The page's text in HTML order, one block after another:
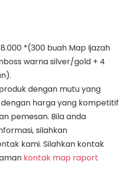
*(300 buah Map Ijazah
warna silver/gold + 4
dengan mutu yang
harga yang kompetitif
pemesan. Bila anda
silahkan
kami. Silahkan kontak
kontak map raport